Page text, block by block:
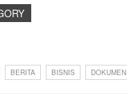
BERITA BISNIS DOKUMEN